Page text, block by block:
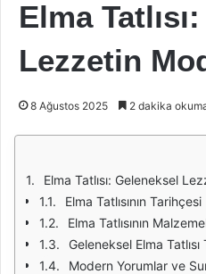
Elma
Lezzetin
8 Ağustos 2025 2 dakika
Elma Tatlısı: Geleneksel
Elma Tatlısının Tarihçesi
Elma Tatlısının
Geleneksel Elma Tatlısı
Modern Yorumlar ve